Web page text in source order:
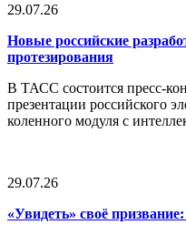
29.07.26
Новые российские
протезирования
В ТАСС состоится пресс-
презентации российского
коленного модуля с
29.07.26
«Увидеть» своё